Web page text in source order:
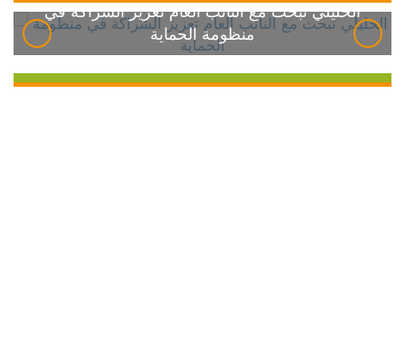
الخليلي تبحث مع النائب العام تعزيز الشراكة في
منظومة الحماية